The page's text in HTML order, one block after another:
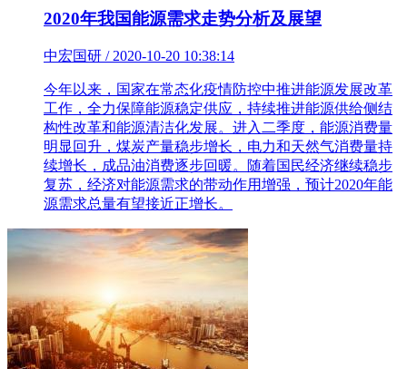
2020年我国能源需求走势分析及展望
中宏国研 / 2020-10-20 10:38:14
今年以来，国家在常态化疫情防控中推进能源发展改革
工作，全力保障能源稳定供应，持续推进能源供给侧结
构性改革和能源清洁化发展。进入二季度，能源消费量
明显回升，煤炭产量稳步增长，电力和天然气消费量持
续增长，成品油消费逐步回暖。随着国民经济继续稳步
复苏，经济对能源需求的带动作用增强，预计2020年能
源需求总量有望接近正增长。